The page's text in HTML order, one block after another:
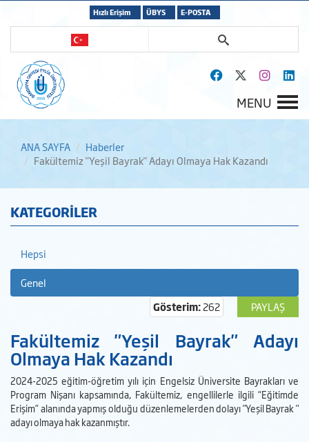
Hızlı Erişim ÜBYS E-POSTA
MENU
ANA SAYFA
Haberler
Fakültemiz "Yeşil Bayrak" Adayı Olmaya Hak Kazandı
KATEGORİLER
Hepsi
Genel
PAYLAŞ
Gösterim:262
Fakültemiz "Yeşil Bayrak" Adayı
Olmaya Hak Kazandı
2024-2025 eğitim-öğretim yılı için Engelsiz Üniversite Bayrakları ve
Program Nişanı kapsamında, Fakültemiz, engellilerle ilgili “Eğitimde
Erişim” alanında yapmış olduğu düzenlemelerden dolayı "Yeşil Bayrak "
adayı olmaya hak kazanmıştır.